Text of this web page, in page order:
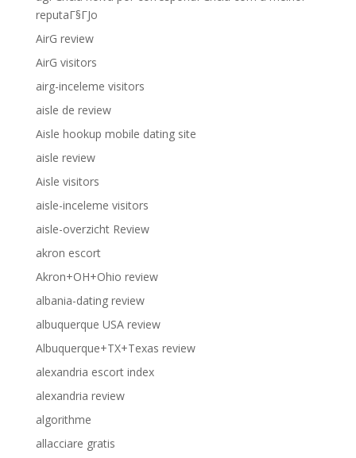
reputaГ§ГЈo
AirG review
AirG visitors
airg-inceleme visitors
aisle de review
Aisle hookup mobile dating site
aisle review
Aisle visitors
aisle-inceleme visitors
aisle-overzicht Review
akron escort
Akron+OH+Ohio review
albania-dating review
albuquerque USA review
Albuquerque+TX+Texas review
alexandria escort index
alexandria review
algorithme
allacciare gratis